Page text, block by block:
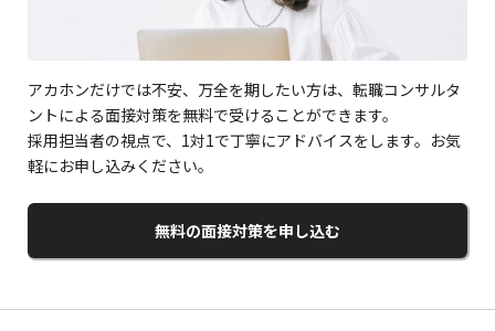
アカホンだけでは不安、万全を期したい方は、転職コンサルタ
ントによる面接対策を無料で受けることができます。
採用担当者の視点で、1対1で丁寧にアドバイスをします。お気
軽にお申し込みください。
無料の面接対策を申し込む